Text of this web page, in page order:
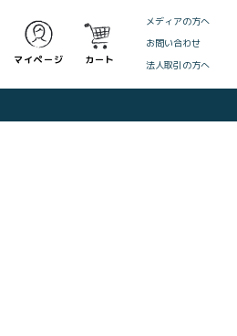
マイページ カート
メディアの方へ
お問い合わせ
法人取引の方へ
CLOSE